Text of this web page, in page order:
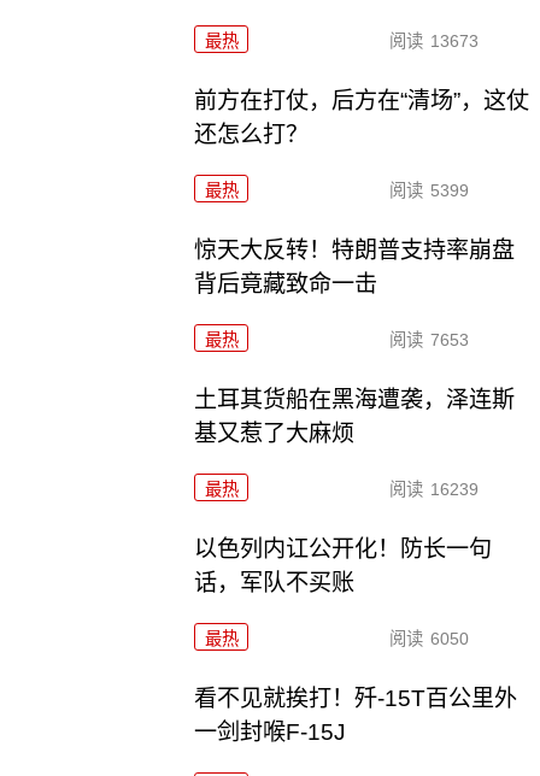
最热 阅读 13673
前方在打仗，后方在“清场”，这仗
还怎么打？
最热 阅读 5399
惊天大反转！特朗普支持率崩盘
背后竟藏致命一击
最热 阅读 7653
土耳其货船在黑海遭袭，泽连斯
基又惹了大麻烦
最热 阅读 16239
以色列内讧公开化！防长一句
话，军队不买账
最热 阅读 6050
看不见就挨打！歼-15T百公里外
一剑封喉F-15J